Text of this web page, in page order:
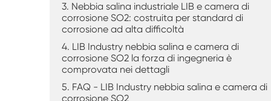
3. Nebbia salina industriale LIB e camera di
corrosione SO2: costruita per standard di
corrosione ad alta difficoltà
4. LIB Industry nebbia salina e camera di
corrosione SO2 la forza di ingegneria è
comprovata nei dettagli
5. FAQ - LIB Industry nebbia salina e camera di
corrosione SO2